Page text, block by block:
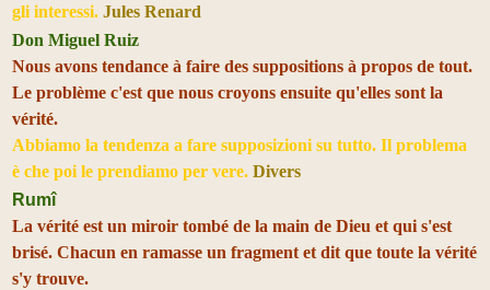
gli interessi. Jules Renard
Don Miguel Ruiz
Nous avons tendance à faire des suppositions à propos de tout.
Le problème c'est que nous croyons ensuite qu'elles sont la
vérité.
Abbiamo la tendenza a fare supposizioni su tutto. Il problema
è che poi le prendiamo per vere. Divers
Rumî
La vérité est un miroir tombé de la main de Dieu et qui s'est
brisé. Chacun en ramasse un fragment et dit que toute la vérité
s'y trouve.